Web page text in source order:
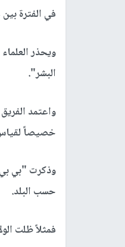
في الفترة بين عامي
ويحذر
البشر".
واعتمد
خصيصاً
وذكرت "بي
حسب البلد.
فمثلاً ظلت